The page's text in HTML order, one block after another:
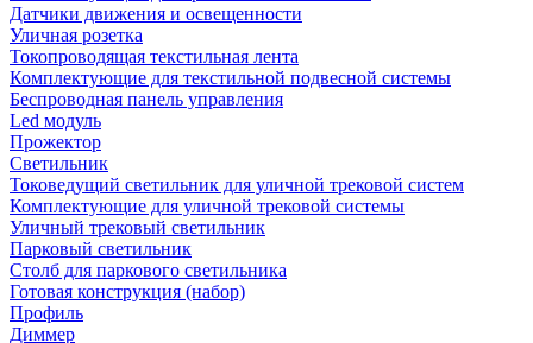
Датчики движения и освещенности
Уличная розетка
Токопроводящая текстильная лента
Комплектующие для текстильной подвесной системы
Беспроводная панель управления
Led модуль
Прожектор
Светильник
Токоведущий светильник для уличной трековой систем
Комплектующие для уличной трековой системы
Уличный трековый светильник
Парковый светильник
Столб для паркового светильника
Готовая конструкция (набор)
Профиль
Диммер